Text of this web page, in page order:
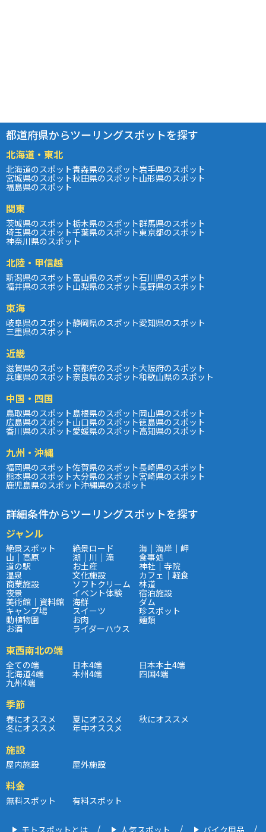
都道府県からツーリングスポットを探す
北海道・東北
北海道のスポット青森県のスポット岩手県のスポット
宮城県のスポット秋田県のスポット山形県のスポット
福島県のスポット
関東
茨城県のスポット栃木県のスポット群馬県のスポット
埼玉県のスポット千葉県のスポット東京都のスポット
神奈川県のスポット
北陸・甲信越
新潟県のスポット富山県のスポット石川県のスポット
福井県のスポット山梨県のスポット長野県のスポット
東海
岐阜県のスポット静岡県のスポット愛知県のスポット
三重県のスポット
近畿
滋賀県のスポット京都府のスポット大阪府のスポット
兵庫県のスポット奈良県のスポット和歌山県のスポット
中国・四国
鳥取県のスポット島根県のスポット岡山県のスポット
広島県のスポット山口県のスポット徳島県のスポット
香川県のスポット愛媛県のスポット高知県のスポット
九州・沖縄
福岡県のスポット佐賀県のスポット長崎県のスポット
熊本県のスポット大分県のスポット宮崎県のスポット
鹿児島県のスポット沖縄県のスポット
詳細条件からツーリングスポットを探す
ジャンル
絶景スポット 絶景ロード 海｜海岸｜岬
山｜高原 湖｜川｜滝 食事処
道の駅 お土産 神社｜寺院
温泉 文化施設 カフェ｜軽食
商業施設 ソフトクリーム 林道
夜景 イベント体験 宿泊施設
美術館｜資料館 海鮮 ダム
キャンプ場 スイーツ 珍スポット
動植物園 お肉 麺類
お酒 ライダーハウス
東西南北の端
全ての端 日本4端 日本本土4端
北海道4端 本州4端 四国4端
九州4端
季節
春にオススメ 夏にオススメ 秋にオススメ
冬にオススメ 年中オススメ
施設
屋内施設 屋外施設
料金
無料スポット 有料スポット